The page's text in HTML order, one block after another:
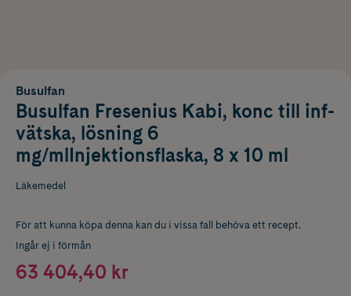
Busulfan
Busulfan Fresenius Kabi, konc till inf-
vätska, lösning 6
mg/mlInjektionsflaska, 8 x 10 ml
Läkemedel
För att kunna köpa denna kan du i vissa fall behöva ett recept.
Ingår ej i förmån
63 404,40 kr